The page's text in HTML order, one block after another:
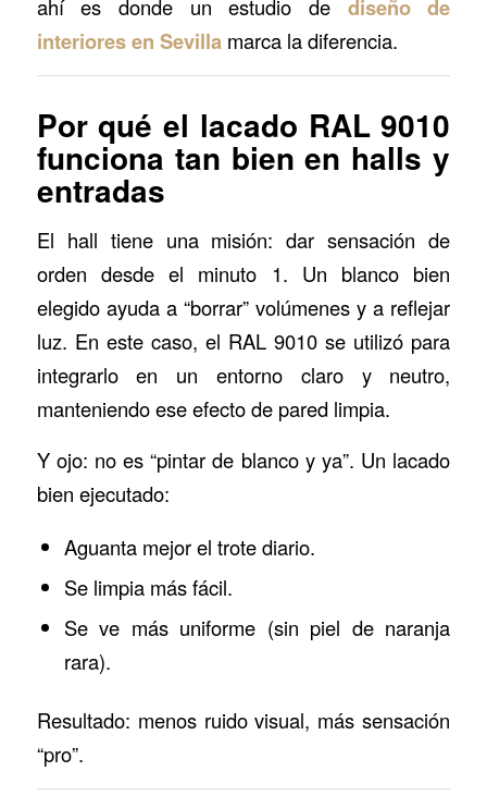
ahí es donde un estudio de diseño de
interiores en Sevilla marca la diferencia.
Por qué el lacado RAL 9010
funciona tan bien en halls y
entradas
El hall tiene una misión: dar sensación de
orden desde el minuto 1. Un blanco bien
elegido ayuda a “borrar” volúmenes y a reflejar
luz. En este caso, el RAL 9010 se utilizó para
integrarlo en un entorno claro y neutro,
manteniendo ese efecto de pared limpia.
Y ojo: no es “pintar de blanco y ya”. Un lacado
bien ejecutado:
Aguanta mejor el trote diario.
Se limpia más fácil.
Se ve más uniforme (sin piel de naranja
rara).
Resultado: menos ruido visual, más sensación
“pro”.